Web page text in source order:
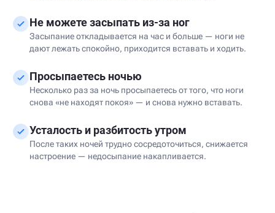
Не можете засыпать из-за ног
Засыпание откладывается на час и больше — ноги не
дают лежать спокойно, приходится вставать и ходить.
Просыпаетесь ночью
Несколько раз за ночь просыпаетесь от того, что ноги
снова «не находят покоя» — и снова нужно вставать.
Усталость и разбитость утром
После таких ночей трудно сосредоточиться, снижается
настроение — недосыпание накапливается.